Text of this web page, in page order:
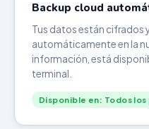
Backup cloud
Tus datos están cifrados
automáticamente en la
información, está
terminal.
Disponible en: Todos los